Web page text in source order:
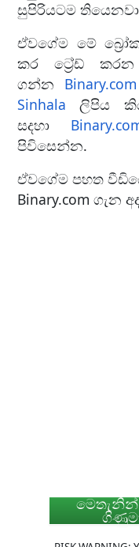
සුපිරියටම
ඒවගේම මේ
කර ට්‍රේඩ්
ගන්න
Sinhala ලිපිය
සදහා
පිවිසෙන්න.
ඒවගේම පහත
Binary.com
මෙතැනින්